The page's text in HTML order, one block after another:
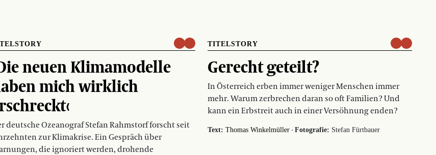
neuen Klimamodelle
mich wirklich
deutsche Ozeanograf Stefan Rahmstorf forscht seit
zur Klimakrise. Ein Gespräch über
die ignoriert werden, drohende
TITELSTORY
Gerecht geteilt?
In Österreich erben immer weniger Menschen immer
mehr. Warum zerbrechen daran so oft Familien? Und
kann ein Erbstreit auch in einer Versöhnung enden?
Text: Thomas Winkelmüller ·Fotografie: Stefan Fürtbauer